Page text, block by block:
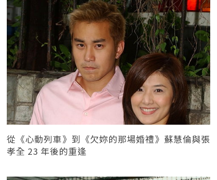
從《心動列車》到《欠妳的那場婚禮》蘇慧倫與張
孝全 23 年後的重逢